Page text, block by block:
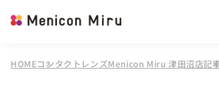
HOMEコンタクトレンズMenicon Miru 津田沼店記